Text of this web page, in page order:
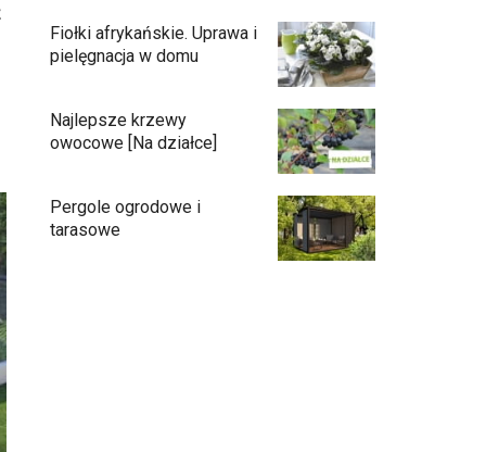
Fiołki afrykańskie. Uprawa i
pielęgnacja w domu
Najlepsze krzewy
owocowe [Na działce]
Pergole ogrodowe i
tarasowe